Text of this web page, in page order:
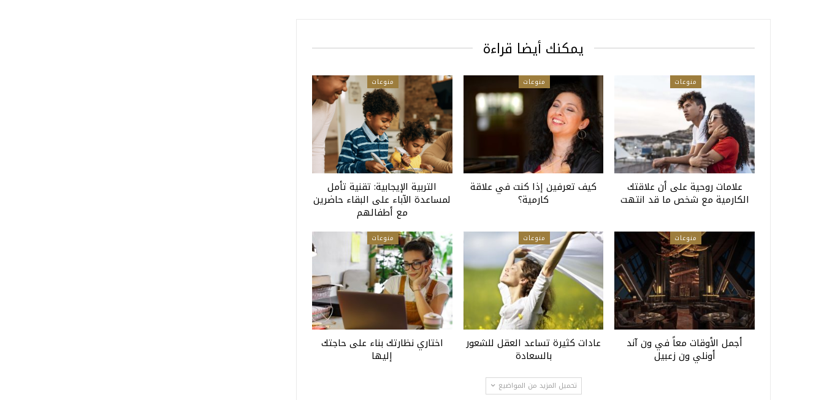
يمكنك أيضا قراءة
منوعات
علامات روحية على أن علاقتك
الكارمية مع شخص ما قد انتهت
منوعات
كيف تعرفين إذا كنت في علاقة
كارمية؟
منوعات
التربية الإيجابية: تقنية تأمل
لمساعدة الآباء على البقاء حاضرين
مع أطفالهم
منوعات
أجمل الأوقات معاً في ون آند
أونلي ون زعبيل
منوعات
عادات كثيرة تساعد العقل للشعور
بالسعادة
منوعات
اختاري نظارتك بناء على حاجتك
إليها
تحميل المزيد من المواضيع